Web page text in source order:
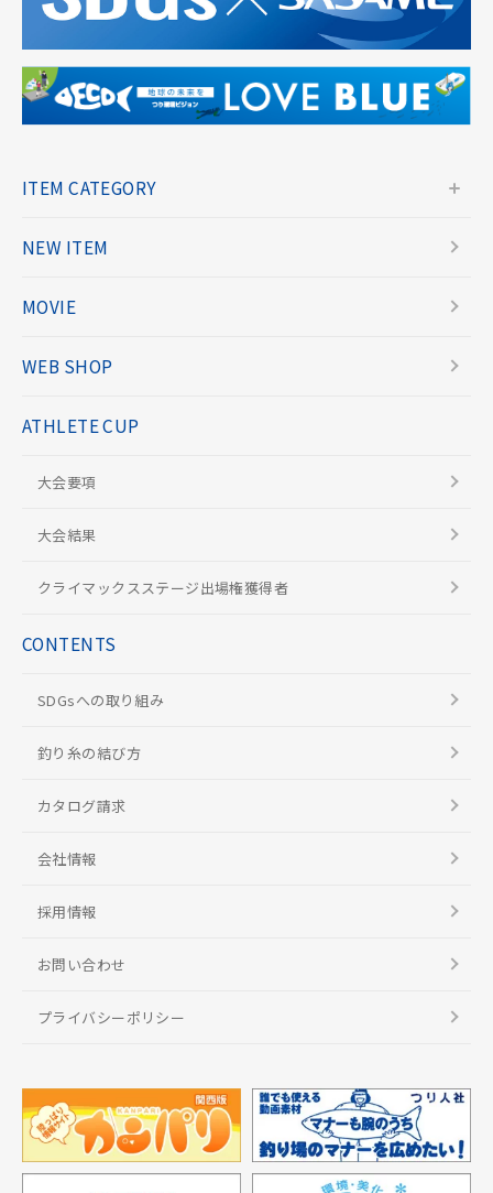
ITEM CATEGORY
NEW ITEM
MOVIE
WEB SHOP
ATHLETE CUP
大会要項
大会結果
クライマックスステージ出場権獲得者
CONTENTS
SDGsへの取り組み
釣り糸の結び方
カタログ請求
会社情報
採用情報
お問い合わせ
プライバシーポリシー